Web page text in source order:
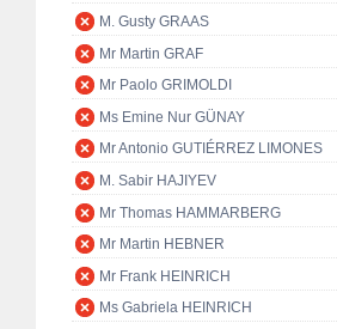
M. Gusty GRAAS
Mr Martin GRAF
Mr Paolo GRIMOLDI
Ms Emine Nur GÜNAY
Mr Antonio GUTIÉRREZ LIMONES
M. Sabir HAJIYEV
Mr Thomas HAMMARBERG
Mr Martin HEBNER
Mr Frank HEINRICH
Ms Gabriela HEINRICH